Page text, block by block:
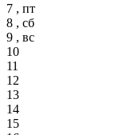
7 , пт
8 , сб
9 , вс
10
11
12
13
14
15